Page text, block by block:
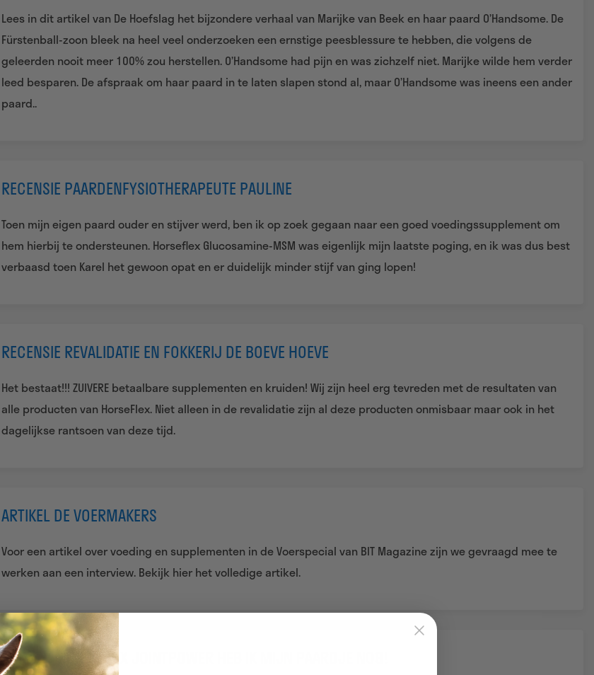
Lees in dit artikel van De Hoefslag het bijzondere verhaal van Marijke van Beek en haar paard O’Handsome. De
Fürstenball-zoon bleek na heel veel onderzoeken een ernstige peesblessure te hebben, die volgens de
geleerden nooit meer 100% zou herstellen. O’Handsome had pijn en was zichzelf niet. Marijke wilde hem verder
leed besparen. De afspraak om haar paard in te laten slapen stond al, maar O’Handsome was ineens een ander
paard..
RECENSIE PAARDENFYSIOTHERAPEUTE PAULINE
Toen mijn eigen paard ouder en stijver werd, ben ik op zoek gegaan naar een goed voedingssupplement om
hem hierbij te ondersteunen. Horseflex Glucosamine-MSM was eigenlijk mijn laatste poging, en ik was dus best
verbaasd toen Karel het gewoon opat en er duidelijk minder stijf van ging lopen!
RECENSIE REVALIDATIE EN FOKKERIJ DE BOEVE HOEVE
Het bestaat!!! ZUIVERE betaalbare supplementen en kruiden! Wij zijn heel erg tevreden met de resultaten van
alle producten van HorseFlex. Niet alleen in de revalidatie zijn al deze producten onmisbaar maar ook in het
dagelijkse rantsoen van deze tijd.
ARTIKEL DE VOERMAKERS
Voor een artikel over voeding en supplementen in de Voerspecial van BIT Magazine zijn we gevraagd mee te
werken aan een interview. Bekijk hier het volledige artikel.
DANKZIJ HORSEFLEX JOINTPOWER HEB IK MIJN PAARDJE NOG!